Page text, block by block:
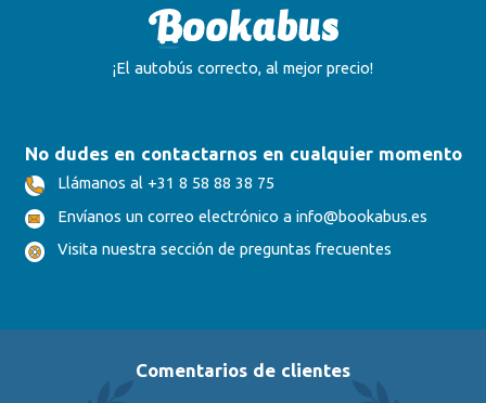
¡El autobús correcto, al mejor precio!
No dudes en contactarnos en cualquier momento
Llámanos al +31 8 58 88 38 75
Envíanos un correo electrónico a info@bookabus.es
Visita nuestra sección de preguntas frecuentes
Comentarios de clientes